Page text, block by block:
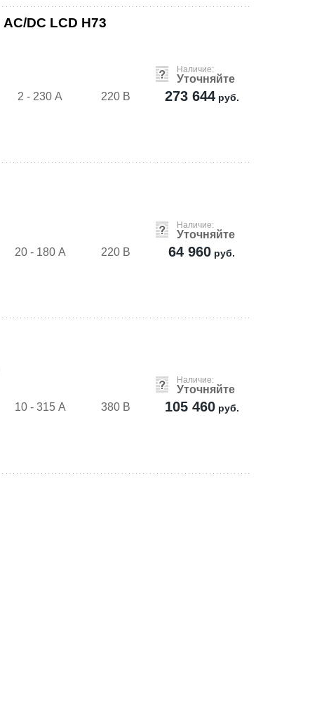
DC LCD H73
2 - 230 А 220 В
Наличие:
Уточняйте
273 644руб.
20 - 180 А 220 В
Наличие:
Уточняйте
64 960 руб.
10 - 315 А 380 В
Наличие:
Уточняйте
105 460руб.